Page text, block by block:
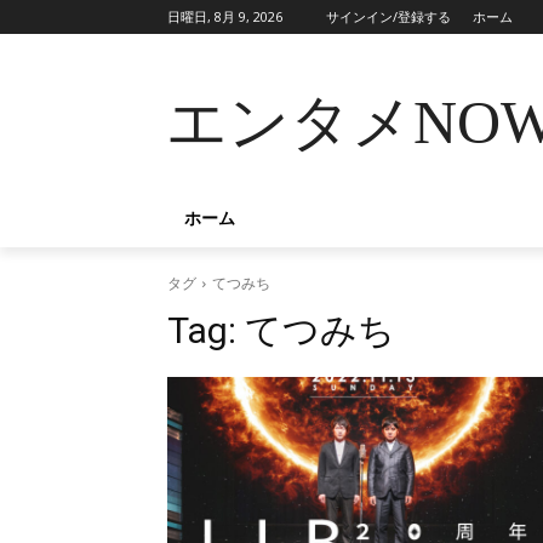
日曜日, 8月 9, 2026 サインイン/登録する ホーム
エンタメ
ホーム
タグ てつみち
Tag: てつみち